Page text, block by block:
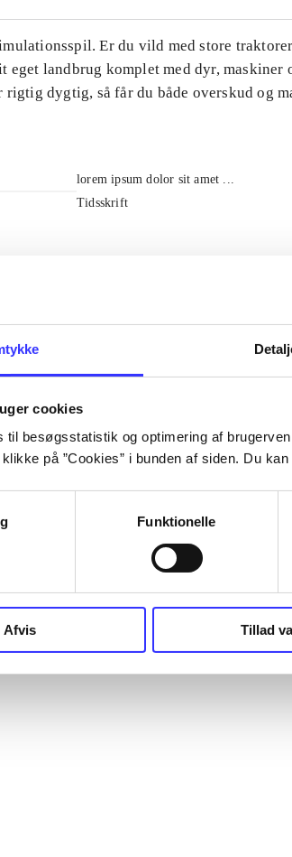
cookies
til besøgsstatistik og optimering af
på ”Cookies” i bunden af siden. Du
Funktionelle
Afvis Tillad
Er du vild med store
eget landbrug komplet med dyr,
rigtig dygtig, så får du både overskud og
lorem ipsum dolor sit amet ...
Tidsskrift